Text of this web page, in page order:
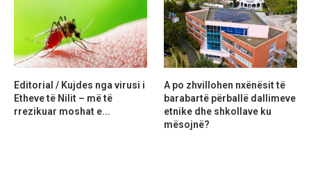
Editorial / Kujdes nga virusi i
Etheve të Nilit – më të
rrezikuar moshat e...
A po zhvillohen nxënësit të
barabartë përballë dallimeve
etnike dhe shkollave ku
mësojnë?